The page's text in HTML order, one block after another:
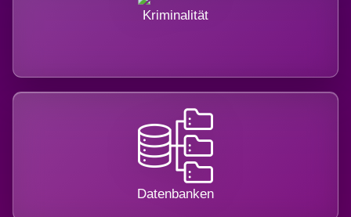
Kriminalität
Datenbanken